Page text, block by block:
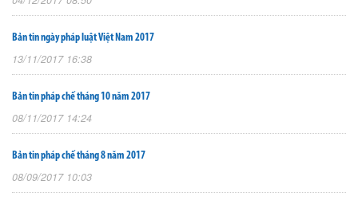
Bản tin ngày pháp luật Việt Nam 2017
13/11/2017 16:38
Bản tin pháp chế tháng 10 năm 2017
08/11/2017 14:24
Bản tin pháp chế tháng 8 năm 2017
08/09/2017 10:03